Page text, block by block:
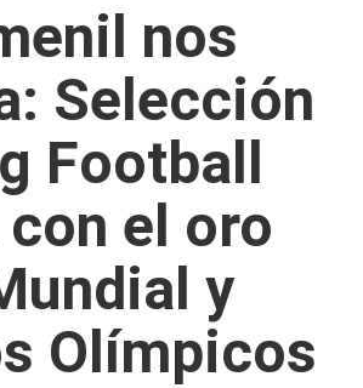
nos
Selección
Football
el oro
y
Olímpicos